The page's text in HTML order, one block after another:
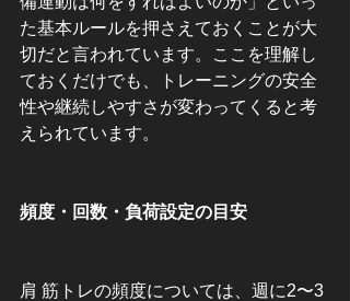
た基本ルールを押さえておくことが大
切だと言われています。ここを理解し
ておくだけでも、トレーニングの安全
性や継続しやすさが変わってくると考
えられています。
頻度・回数・負荷設定の目安
肩 筋トレの頻度については、週に2〜3